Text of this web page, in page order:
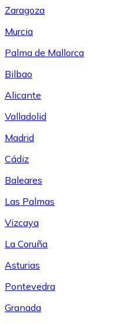
Zaragoza
Murcia
Palma de Mallorca
Bilbao
Alicante
Valladolid
Madrid
Cádiz
Baleares
Las Palmas
Vizcaya
La Coruña
Asturias
Pontevedra
Granada